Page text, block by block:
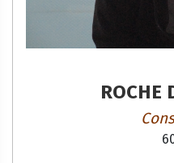
ROCHE